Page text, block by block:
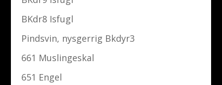
BKdr8 Isfugl
Pindsvin, nysgerrig Bkdyr3
661 Muslingeskal
651 Engel